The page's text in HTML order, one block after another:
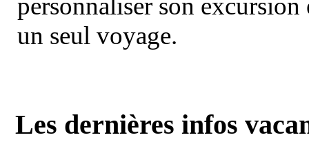
un seul voyage.
Les dernières infos